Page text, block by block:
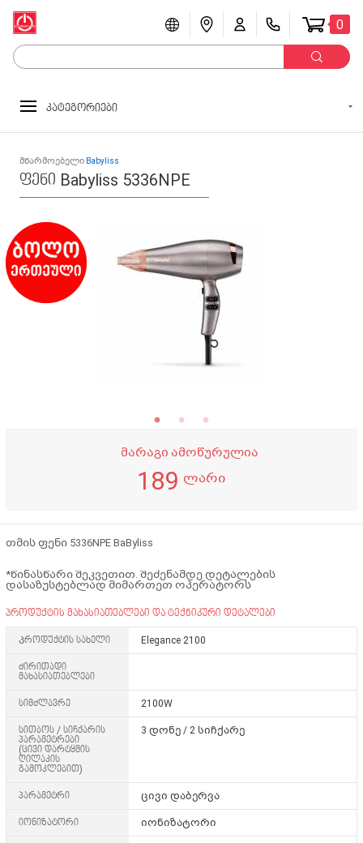
0
კატეგორიები
მწარმოებელი Babyliss
ფენი Babyliss 5336NPE
მარაგი ამოწურულია
189 ლარი
თმის ფენი 5336NPE BaByliss
*წინასწარი შეკვეთით. შეძენამდე დეტალების
დასაზუსტებლად მიმართეთ ოპერატორს
პროდუქტის მახასიათებლები და ტექნიკური დეტალები
Პროდუქტის სახელი Elegance 2100
ძირითადი
მახასიათებლები
სიმძლავრე 2100W
სითბოს / სიჩქარის
პარამეტრები
(ცივი დარტყმის
ღილაკის
გამოკლებით)
3 დონე / 2 სიჩქარე
პარამეტრი ცივი დაბერვა
იონიზატორი იონიზატორი